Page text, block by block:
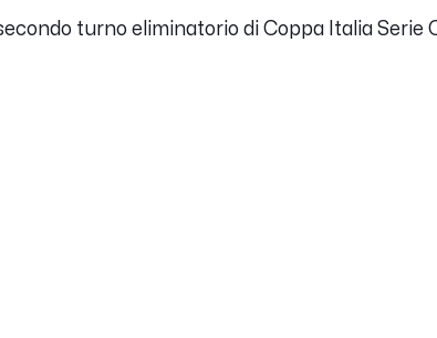
turno eliminatorio di Coppa Italia Serie